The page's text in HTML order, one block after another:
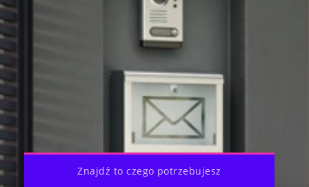
Znajdź to czego potrzebujesz